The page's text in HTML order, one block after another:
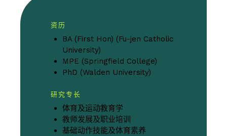
资历
BA (First Hon) (Fu-jen Catholic
University)
MPE (Springfield College)
PhD (Walden University)
研究专长
体育及运动教育学
教师发展及职业培训
基础动作技能及体育素养